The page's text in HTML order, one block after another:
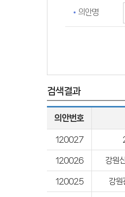
의안명
검색결과
의안번호
120027
120026 강원
120025 강원